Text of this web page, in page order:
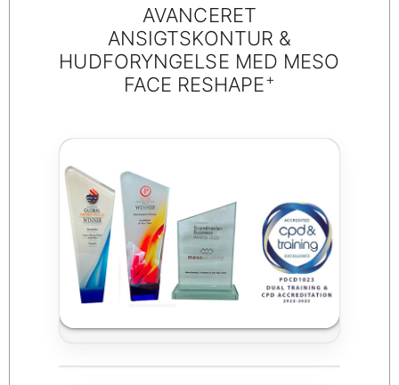
AVANCERET
ANSIGTSKONTUR &
HUDFORYNGELSE MED MESO
FACE RESHAPE+